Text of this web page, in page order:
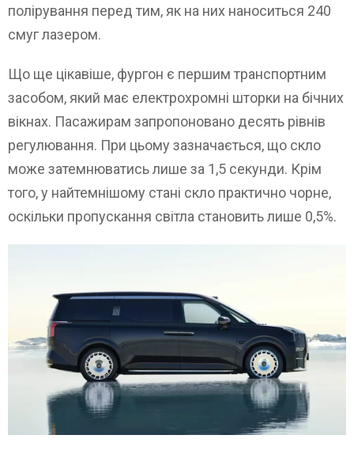
полірування перед тим, як на них наноситься 240
смуг лазером.
Що ще цікавіше, фургон є першим транспортним
засобом, який має електрохромні шторки на бічних
вікнах. Пасажирам запропоновано десять рівнів
регулювання. При цьому зазначається, що скло
може затемнюватись лише за 1,5 секунди. Крім
того, у найтемнішому стані скло практично чорне,
оскільки пропускання світла становить лише 0,5%.